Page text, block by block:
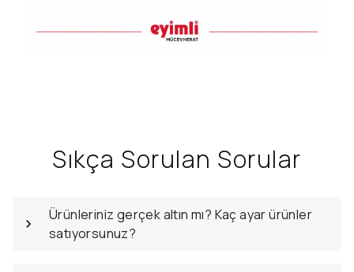
Sıkça Sorulan Sorular
Ürünleriniz gerçek altın mı? Kaç ayar ürünler
satıyorsunuz?